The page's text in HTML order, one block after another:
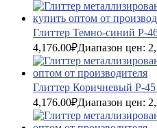
Глиттер Темно-синий P-
4,176.00₽Диапазон цен:
Глиттер Коричневый P-45
4,176.00₽Диапазон цен: